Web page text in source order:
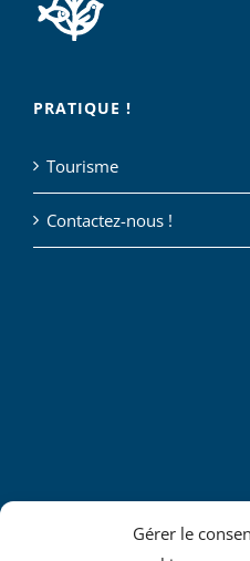
Gérer le
PRATIQUE !
Tourisme
Contactez-nous !